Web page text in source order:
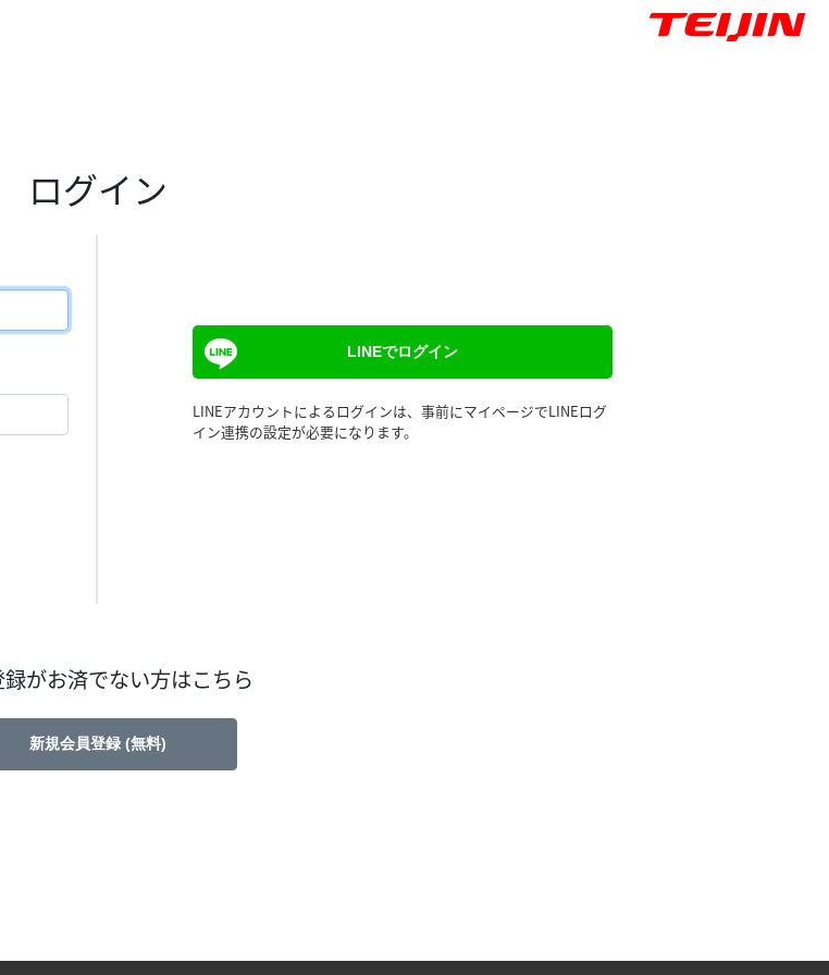
ログイン
LINEでログイン
LINEアカウントによるログインは、事前にマイページでLINEログ
イン連携の設定が必要になります。
がお済でない方はこちら
新規会員登録 (無料)